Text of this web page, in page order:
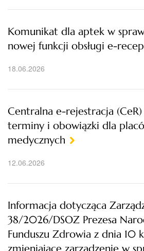
Komunikat dla aptek w
nowej funkcji obsługi e-
18.06.2026
Centralna e-rejestracja
terminy i obowiązki dla
medycznych
12.06.2026
Informacja dotycząca
38/2026/DSOZ Prezesa
Funduszu Zdrowia z dnia 10